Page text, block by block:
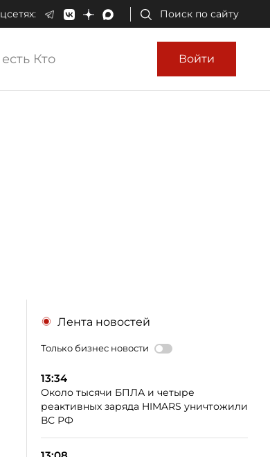
Поиск по сайту
Кто Войти
Лента новостей
Только бизнес новости
13:34
Около тысячи БПЛА и четыре
реактивных заряда HIMARS уничтожили
ВС РФ